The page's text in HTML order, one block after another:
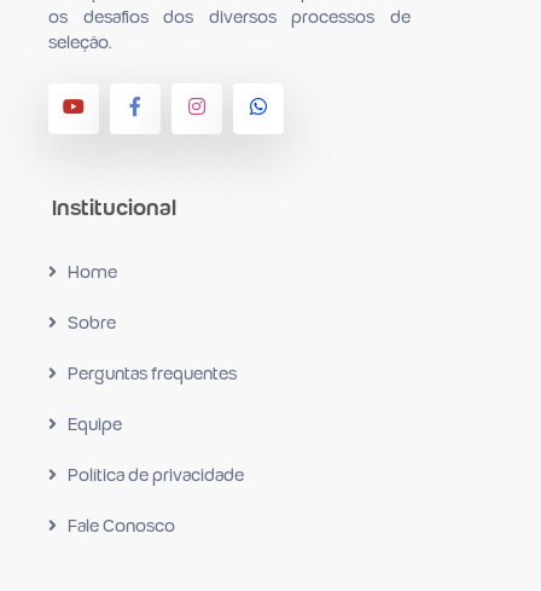
os desafios dos diversos processos de
seleção.
Institucional
Home
Sobre
Perguntas frequentes
Equipe
Política de privacidade
Fale Conosco